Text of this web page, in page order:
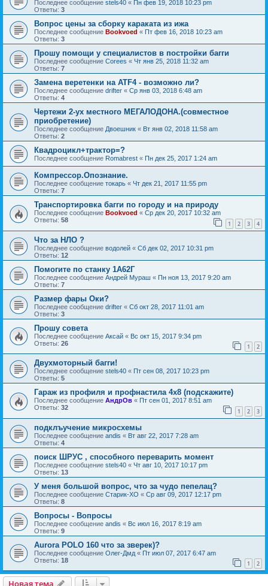
Последнее сообщение stels40 « Пн фев 19, 2018 10:23 pm
Ответы: 3
Вопрос цены за сборку караката из ижа
Последнее сообщение Bookvoed « Пт фев 16, 2018 10:23 am
Ответы: 3
Прошу помощи у специалистов в постройки багги
Последнее сообщение Corees « Чт янв 25, 2018 11:32 am
Ответы: 7
Замена веретенки на ATF4 - возможно ли?
Последнее сообщение drifter « Ср янв 03, 2018 6:48 am
Ответы: 4
Чертежи 2-ух местного МЕГАЛОДОНА.(совместное
приобретение)
Последнее сообщение Двоешник « Вт янв 02, 2018 11:58 am
Ответы: 2
Квадроцикл+трактор=?
Последнее сообщение Romabrest « Пн дек 25, 2017 1:24 am
Компрессор.Опознание.
Последнее сообщение токарь « Чт дек 21, 2017 11:55 pm
Ответы: 7
Транспортировка багги по городу и на природу
Последнее сообщение Bookvoed « Ср дек 20, 2017 10:32 am
Ответы: 58 1 2 3 4
Что за НЛО ?
Последнее сообщение водолей « Сб дек 02, 2017 10:31 pm
Ответы: 12
Помогите по станку 1А62Г
Последнее сообщение Андрей Мураш « Пн ноя 13, 2017 9:20 am
Ответы: 7
Размер фары Оки?
Последнее сообщение drifter « Сб окт 28, 2017 11:01 am
Ответы: 3
Прошу совета
Последнее сообщение Аксай « Вс окт 15, 2017 9:34 pm
Ответы: 26 1 2
Двухмоторный багги!
Последнее сообщение stels40 « Пт сен 08, 2017 10:23 pm
Ответы: 5
Гараж из профиля и профнастила 4х8 (подскажите)
Последнее сообщение АндрОв « Пт сен 01, 2017 8:51 am
Ответы: 32 1 2 3
подклъучение микросхемы
Последнее сообщение andis « Вт авг 22, 2017 7:28 am
Ответы: 4
поиск ШРУС , способного переварить момент
Последнее сообщение stels40 « Чт авг 10, 2017 10:17 pm
Ответы: 13
У меня большой вопрос, что за чудо пепелац?
Последнее сообщение Старик-ХО « Ср авг 09, 2017 12:17 pm
Ответы: 8
Вопросы - Вопросы
Последнее сообщение andis « Вс июл 16, 2017 8:19 am
Ответы: 9
Aurora POLO 160 что за зверек)?
Последнее сообщение Олег-Дмд « Пт июл 07, 2017 6:47 am
Ответы: 18 1 2